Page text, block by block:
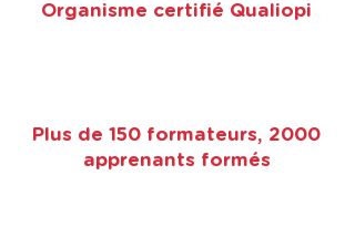
Organisme certifié Qualiopi
Plus de 150 formateurs, 2000
apprenants formés